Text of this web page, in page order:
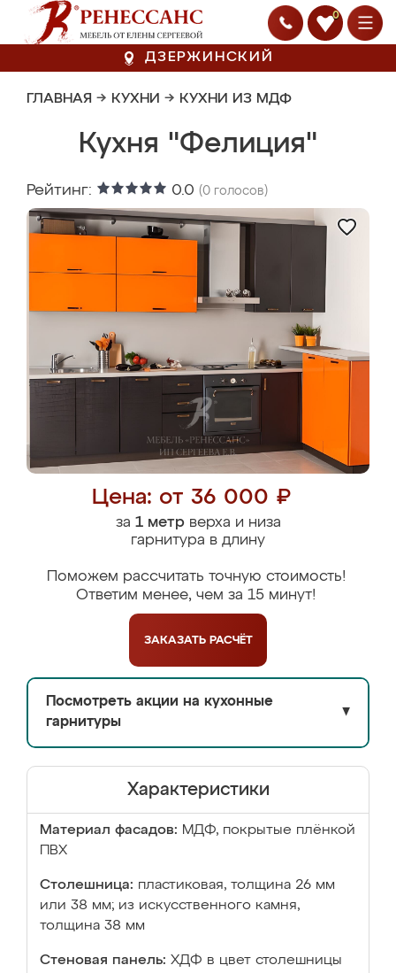
0
ДЗЕРЖИНСКИЙ
ГЛАВНАЯ → КУХНИ → КУХНИ ИЗ МДФ
Кухня "Фелиция"
Рейтинг: 0.0 (0 голосов)
Цена: от 36 000 ₽
за 1 метрверха и низа
гарнитура в длину
Поможем рассчитать точную стоимость!
Ответим менее, чем за 15 минут!
ЗАКАЗАТЬ РАСЧЁТ
Посмотреть акции на кухонные
гарнитуры
▼
Характеристики
Материал фасадов: МДФ, покрытые плёнкой
ПВХ
Столешница: пластиковая, толщина 26 мм
или 38 мм; из искусственного камня,
толщина 38 мм
Стеновая панель: ХДФ в цвет столешницы